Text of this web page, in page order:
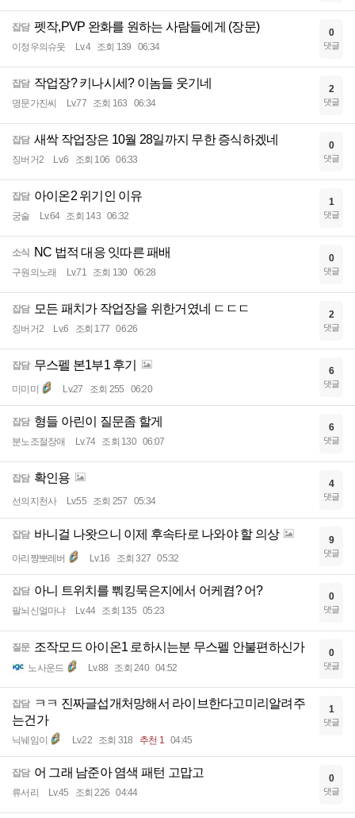
잡담 펫작,PVP 완화를 원하는 사람들에게 (장문)
이정우의슈웃 Lv.4 조회 139 06:34
0
댓글
잡담 작업장? 키나시세? 이놈들 웃기네
명문가진씨 Lv.77 조회 163 06:34
2
댓글
잡담 새싹 작업장은 10월 28일까지 무한 증식하겠네
징버거2 Lv.6 조회 106 06:33
0
댓글
잡담 아이온2 위기인 이유
궁술 Lv.64 조회 143 06:32
1
댓글
소식 NC 법적 대응 잇따른 패배
구원의노래 Lv.71 조회 130 06:28
0
댓글
잡담 모든 패치가 작업장을 위한거였네 ㄷㄷㄷ
징버거2 Lv.6 조회 177 06:26
2
댓글
잡담 무스펠 본1부1 후기
미미미 Lv.27 조회 255 06:20
6
댓글
잡담 형들 아린이 질문좀 할게
분노조절장애 Lv.74 조회 130 06:07
6
댓글
잡담 확인용
선의지천사 Lv.55 조회 257 05:34
4
댓글
잡담 바니걸 나왓으니 이제 후속타로 나와야 할 의상
아리쨩뽀레버 Lv.16 조회 327 05:32
9
댓글
잡담 아니 트위치를 뿨킹묵은지에서 어케켬? 어?
팔뇌신얼마냐 Lv.44 조회 135 05:23
0
댓글
질문 조작모드 아이온1 로하시는분 무스펠 안불편하신가
노사운드 Lv.88 조회 240 04:52
0
댓글
잡담
ㅋㅋ 진짜글섭개처망해서 라이브한다고미리알려주
는건가
닉눼임이 Lv.22 조회 318 추천 1 04:45
1
댓글
잡담 어 그래 남준아 염색 패턴 고맙고
류서리 Lv.45 조회 226 04:44
0
댓글